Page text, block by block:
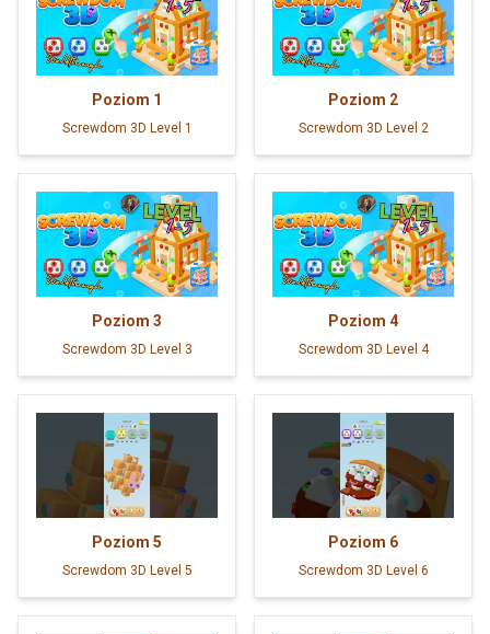
Poziom 1
Screwdom 3D Level 1
Poziom 2
Screwdom 3D Level 2
Poziom 3
Screwdom 3D Level 3
Poziom 4
Screwdom 3D Level 4
Poziom 5
Screwdom 3D Level 5
Poziom 6
Screwdom 3D Level 6